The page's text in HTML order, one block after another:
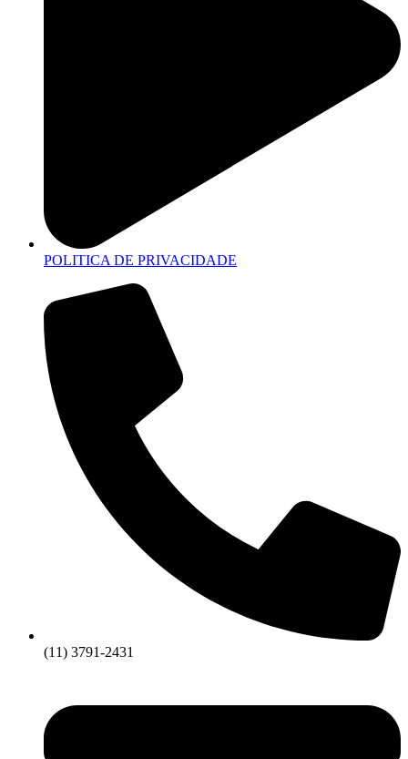
POLITICA DE PRIVACIDADE
(11) 3791-2431